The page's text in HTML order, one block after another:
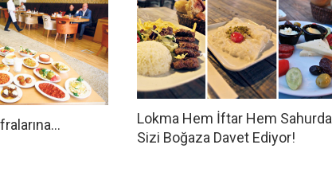
Lokma Hem İftar Hem Sahurda
Sizi Boğaza Davet Ediyor!